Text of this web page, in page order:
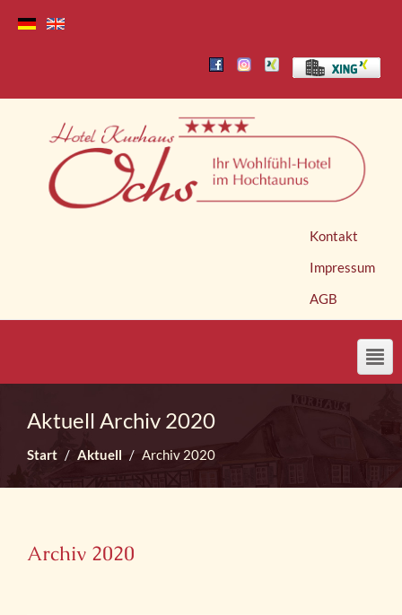
Kontakt
Impressum
AGB
Aktuell Archiv 2020
Start Aktuell Archiv 2020
Archiv 2020